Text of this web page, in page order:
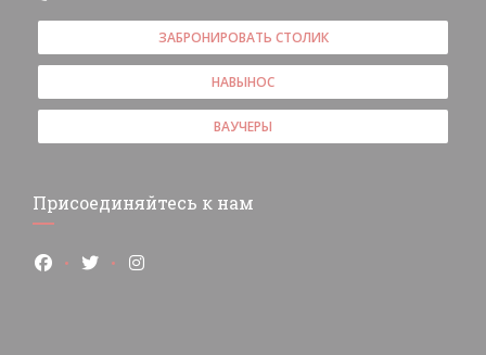
ЗАБРОНИРОВАТЬ СТОЛИК
НАВЫНОС
ВАУЧЕРЫ
Присоединяйтесь к нам
Facebook ((открывается в новом окне))
Twitter ((открывается в новом окне))
Instagram ((открывается в новом окне))